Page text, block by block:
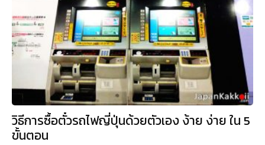
วิธีการซื้อตั๋วรถไฟญี่ปุ่นด้วยตัวเอง ง้าย ง่าย ใน 5
ขั้นตอน